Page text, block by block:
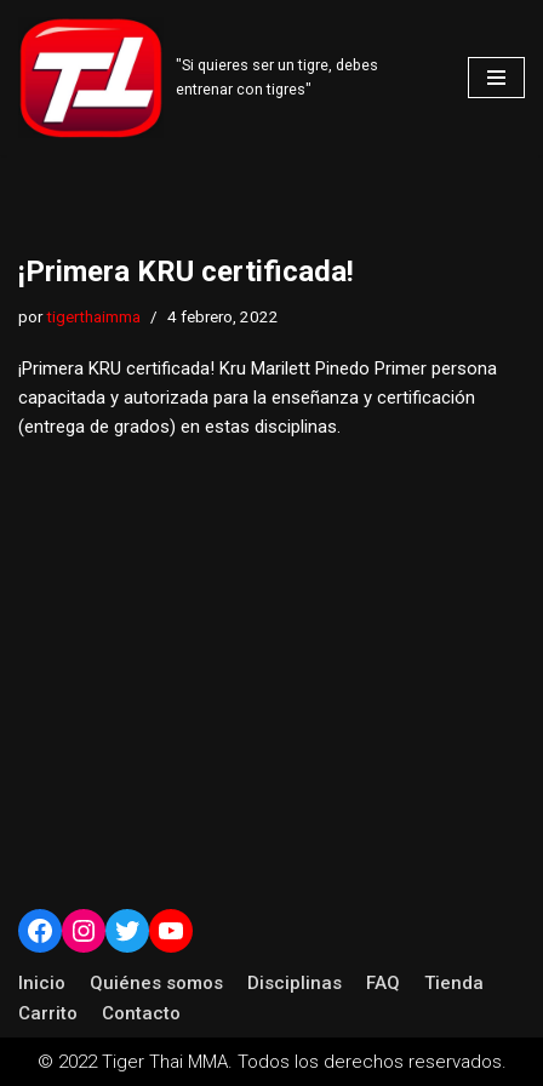
Saltar
al
contenido
"Si quieres ser un tigre, debes
entrenar con tigres"
¡Primera KRU certificada!
portigerthaimma 4 febrero, 2022
¡Primera KRU certificada! Kru Marilett Pinedo Primer persona
capacitada y autorizada para la enseñanza y certificación
(entrega de grados) en estas disciplinas.
Inicio Quiénes somos Disciplinas FAQ
Tienda
Carrito
Contacto
© 2022Tiger Thai MMA. Todos los derechos reservados.